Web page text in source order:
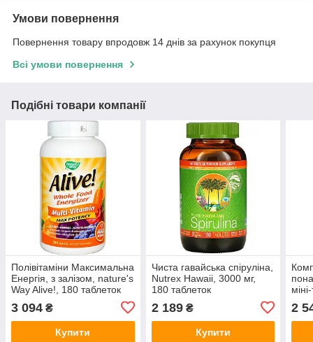
Умови повернення
Повернення товару впродовж 14 днів за рахунок покупця
Всі умови повернення
Подібні товари компанії
Полівітаміни Максимальна
Енергія, з залізом, nature's
Way Alive!, 180 таблеток
3 094 ₴
Купити
Чиста гавайська спіруліна,
Nutrex Hawaii, 3000 мг,
180 таблеток
2 189₴
Купити
2